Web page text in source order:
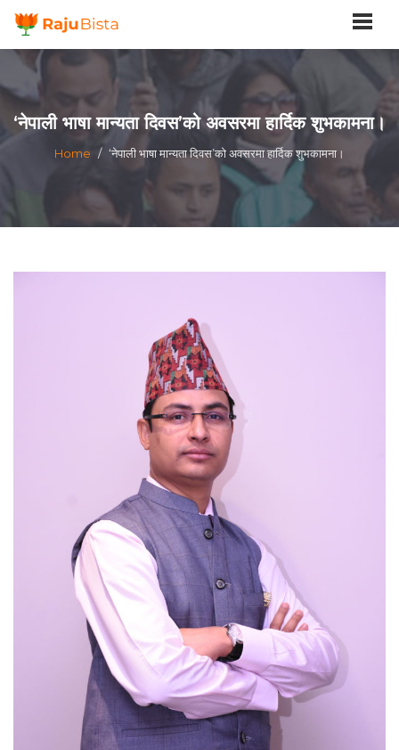
‘नेपाली भाषा मान्यता दिवस’को अवसरमा हार्दिक शुभकामना।
Home / ‘नेपाली भाषा मान्यता दिवस’को अवसरमा हार्दिक शुभकामना।